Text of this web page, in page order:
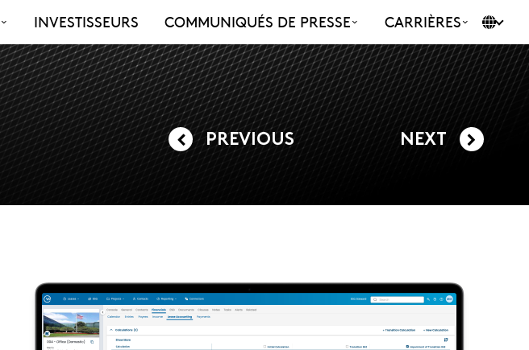
INVESTISSEURS COMMUNIQUÉS DE PRESSE CARRIÈRES
PREVIOUS NEXT